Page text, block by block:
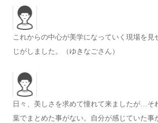
これからの中心が美学になっていく現場を見
じがしました。（ゆきなごさん）
日々、美しさを求めて憧れて来ましたが…そ
葉でまとめた事がない。自分が感じていた事